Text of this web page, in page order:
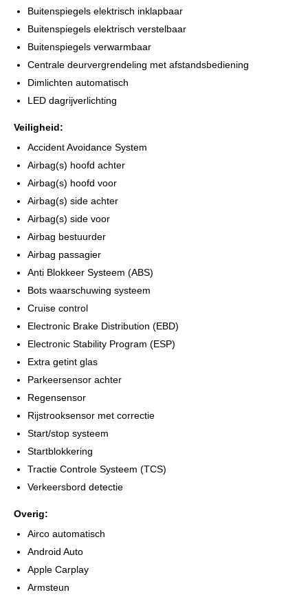
Buitenspiegels elektrisch inklapbaar
Buitenspiegels elektrisch verstelbaar
Buitenspiegels verwarmbaar
Centrale deurvergrendeling met afstandsbediening
Dimlichten automatisch
LED dagrijverlichting
Veiligheid:
Accident Avoidance System
Airbag(s) hoofd achter
Airbag(s) hoofd voor
Airbag(s) side achter
Airbag(s) side voor
Airbag bestuurder
Airbag passagier
Anti Blokkeer Systeem (ABS)
Bots waarschuwing systeem
Cruise control
Electronic Brake Distribution (EBD)
Electronic Stability Program (ESP)
Extra getint glas
Parkeersensor achter
Regensensor
Rijstrooksensor met correctie
Start/stop systeem
Startblokkering
Tractie Controle Systeem (TCS)
Verkeersbord detectie
Overig:
Airco automatisch
Android Auto
Apple Carplay
Armsteun